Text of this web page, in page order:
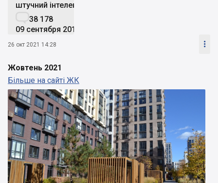
штучний інтелект
38 178
09 сентября 2019
26 окт 2021 14:28 
Жовтень 2021
Більше на сайті ЖК